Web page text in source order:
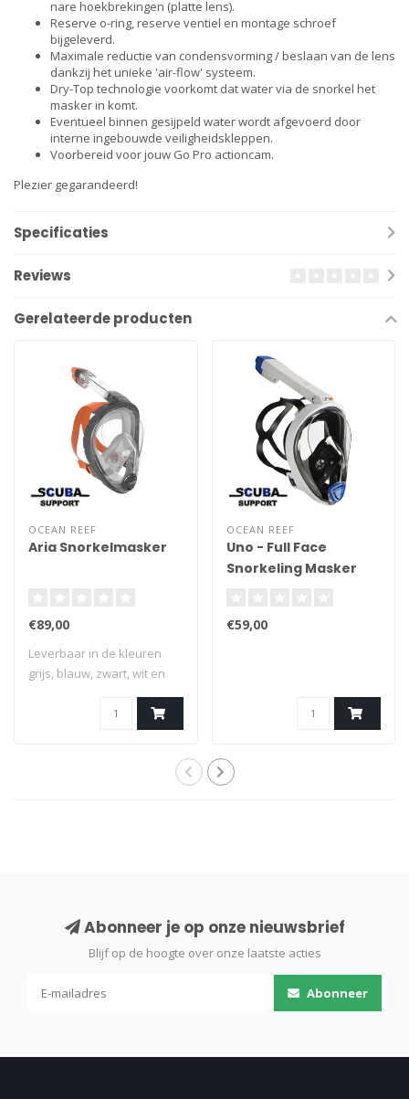
nare hoekbrekingen (platte lens).
Reserve o-ring, reserve ventiel en montage schroef
bijgeleverd.
Maximale reductie van condensvorming / beslaan van de lens
dankzij het unieke 'air-flow' systeem.
Dry-Top technologie voorkomt dat water via de snorkel het
masker in komt.
Eventueel binnen gesijpeld water wordt afgevoerd door
interne ingebouwde veiligheidskleppen.
Voorbereid voor jouw Go Pro actioncam.
Plezier gegarandeerd!
Specificaties
Reviews
Gerelateerde producten
OCEAN REEF
Aria Snorkelmasker
€89,00
Leverbaar in de kleuren
grijs, blauw, zwart, wit en
OCEAN REEF
Uno - Full Face
Snorkeling Masker
€59,00
Abonneer je op onze nieuwsbrief
Blijf op de hoogte over onze laatste acties
Abonneer